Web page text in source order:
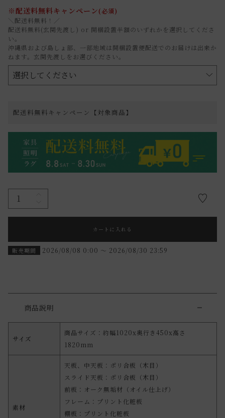
※配送料無料キャンペーン(必須)
＼配送料無料！／
配送料無料(玄関先渡し) or 開梱設置半額のいずれかを選択してくださ
い。
沖縄県および島しょ部、一部地域は開梱設置便配送でのお届けは出来か
ねます。玄関先渡しをお選びください。
配送料無料キャンペーン【対象商品】
カートに入れる
販売期間 2026/08/08 0:00 〜 2026/08/30 23:59
商品説明
サイズ
商品サイズ：約幅1020x奥行き450x高さ
1820mm
素材
天板、中天板：ポリ合板（木目）
スライド天板：ポリ合板（木目）
前板：オーク無垢材（オイル仕上げ）
フレーム：プリント化粧板
棚板：プリント化粧板